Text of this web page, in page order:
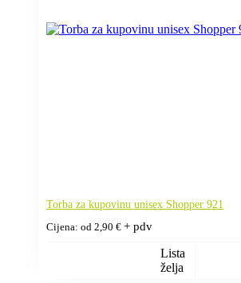
Torba za kupovinu unisex Shopper 921
Cijena: od 2,90 € + pdv
Lista
želja